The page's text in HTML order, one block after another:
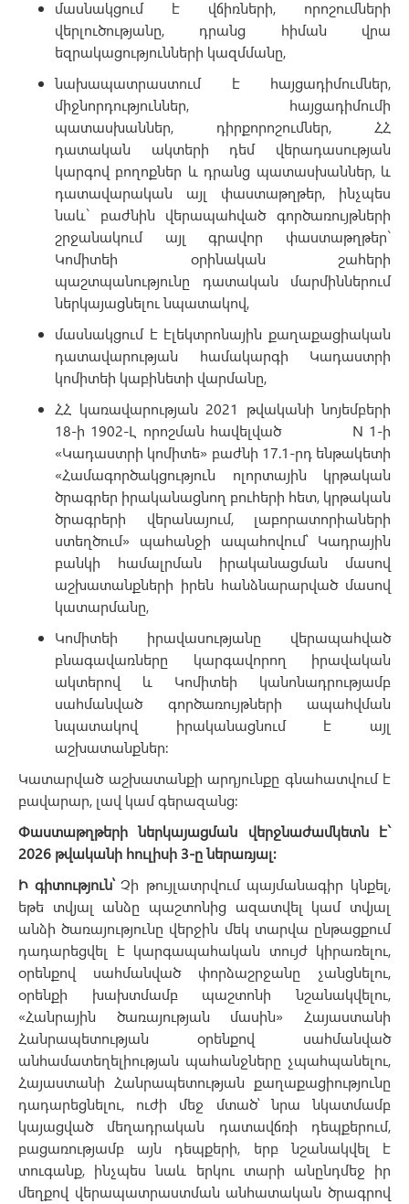
մասնակցում է վճիռների, որոշումների
վերլուծությանը, դրանց հիման վրա
եզրակացությունների կազմմանը,
նախապատրաստում է հայցադիմումներ,
միջնորդություններ, հայցադիմումի
պատասխաններ, դիրքորոշումներ, ՀՀ
դատական ակտերի դեմ վերադասության
կարգով բողոքներ և դրանց պատասխաններ, և
դատավարական այլ փաստաթղթեր, ինչպես
նաև` բաժնին վերապահված գործառույթների
շրջանակում այլ գրավոր փաստաթղթեր`
Կոմիտեի օրինական շահերի
պաշտպանությունը դատական մարմիններում
ներկայացնելու նպատակով,
մասնակցում է էլեկտրոնային քաղաքացիական
դատավարության համակարգի Կադաստրի
կոմիտեի կաբինետի վարմանը,
ՀՀ կառավարության 2021 թվականի նոյեմբերի
18-ի 1902-Լ որոշման հավելված N 1-ի
«Կադաստրի կոմիտե» բաժնի 17.1-րդ ենթակետի
«Համագործակցություն ոլորտային կրթական
ծրագրեր իրականացնող բուհերի հետ, կրթական
ծրագրերի վերանայում, լաբորատորիաների
ստեղծում» պահանջի ապահովում՝ Կադրային
բանկի համալրման իրականացման մասով
աշխատանքների իրեն հանձնարարված մասով
կատարմանը,
Կոմիտեի իրավասությանը վերապահված
բնագավառները կարգավորող իրավական
ակտերով և Կոմիտեի կանոնադրությամբ
սահմանված գործառույթների ապահվման
նպատակով իրականացնում է այլ
աշխատանքներ:
Կատարված աշխատանքի արդյունքը գնահատվում է
բավարար, լավ կամ գերազանց:
Փաստաթղթերի ներկայացման վերջնաժամկետն է`
2026 թվականի հուլիսի 3-ը ներառյալ։
Ի գիտություն՝ Չի թույլատրվում պայմանագիր կնքել,
եթե տվյալ անձը պաշտոնից ազատվել կամ տվյալ
անձի ծառայությունը վերջին մեկ տարվա ընթացքում
դադարեցվել է կարգապահական տույժ կիրառելու,
օրենքով սահմանված փորձաշրջանը չանցնելու,
օրենքի խախտմամբ պաշտոնի նշանակվելու,
«Հանրային ծառայության մասին» Հայաստանի
Հանրապետության օրենքով սահմանված
անհամատեղելիության պահանջները չպահպանելու,
Հայաստանի Հանրապետության քաղաքացիությունը
դադարեցնելու, ուժի մեջ մտած՝ նրա նկատմամբ
կայացված մեղադրական դատավճռի դեպքերում,
բացառությամբ այն դեպքերի, երբ նշանակվել է
տուգանք, ինչպես նաև երկու տարի անընդմեջ իր
մեղքով վերապատրաստման անհատական ծրագրով